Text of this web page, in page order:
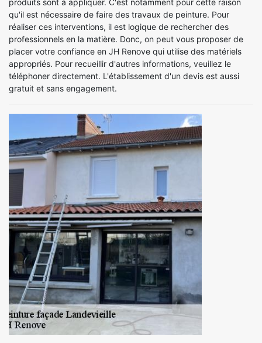
produits sont à appliquer. C'est notamment pour cette raison
qu'il est nécessaire de faire des travaux de peinture. Pour
réaliser ces interventions, il est logique de rechercher des
professionnels en la matière. Donc, on peut vous proposer de
placer votre confiance en JH Renove qui utilise des matériels
appropriés. Pour recueillir d'autres informations, veuillez le
téléphoner directement. L'établissement d'un devis est aussi
gratuit et sans engagement.